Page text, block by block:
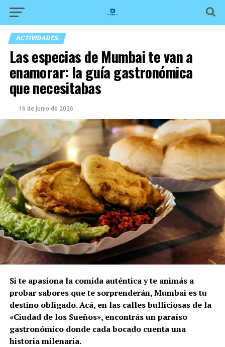
ACTIVIDADES
Las especias de Mumbai te van a
enamorar: la guía gastronómica
que necesitabas
16 de junio de 2026
Si te apasiona la comida auténtica y te animás a
probar sabores que te sorprenderán, Mumbai es tu
destino obligado. Acá, en las calles bulliciosas de la
«Ciudad de los Sueños», encontrás un paraíso
gastronómico donde cada bocado cuenta una
historia milenaria.